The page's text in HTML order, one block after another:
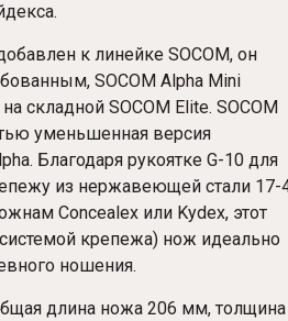
к линейке SOCOM, он
SOCOM Alpha Mini
складной SOCOM Elite. SOCOM
уменьшенная версия
Благодаря рукоятке G-10 для
из нержавеющей стали 17-
Concealex или Kydex, этот
крепежа) нож идеально
ношения.
длина ножа 206 мм, толщина